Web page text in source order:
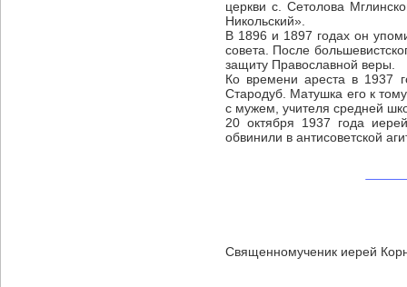
церкви с. Сетолова
Никольский».
В 1896 и 1897 годах он
совета. После
защиту Православной веры.
Ко времени ареста в 1937
Стародуб. Матушка его к
с мужем, учителя средней
20 октября 1937 года
обвинили в антисоветской
Священномученик иерей